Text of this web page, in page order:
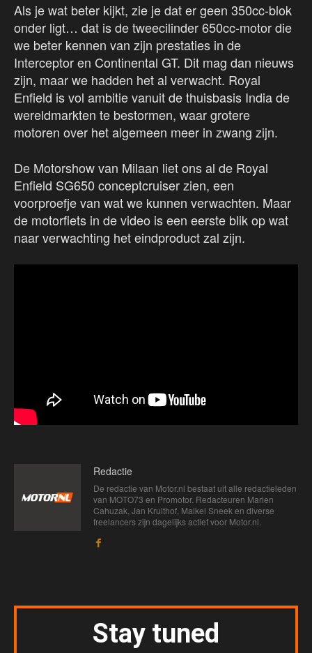
Als je wat beter kijkt, zie je dat er geen 350cc-blok
onder ligt… dat is de tweecilinder 650cc-motor die
we beter kennen van zijn prestaties in de
Interceptor en Continental GT. Dit mag dan nieuws
zijn, maar we hadden het al verwacht. Royal
Enfield is vol ambitie vanuit de thuisbasis India de
wereldmarkten te bestormen, waar grotere
motoren over het algemeen meer in zwang zijn.
De Motorshow van Milaan liet ons al de Royal
Enfield SG650 conceptcruiser zien, een
voorproefje van wat we kunnen verwachten. Maar
de motorfiets in de video is een eerste blik op wat
naar verwachting het eindproduct zal zijn.
Redactie
De redactie van Motor.nl bestaat uit alle redactieleden
van MOTO73 en Promotor. Redacteuren Marien
Cahuzak, Jan Kruithof, Maikel Sneek en diverse
freelancers zijn dagelijks actief voor Motor.nl.
Stay tuned